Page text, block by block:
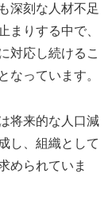
深刻な人材不足
まりする中で、
対応し続けるこ
なっています。
将来的な人口減
し、組織として
められていま